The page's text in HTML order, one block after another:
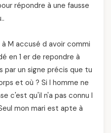
répondre à une fausse
M accusé d avoir commi
en 1 er de repondre à
un signe précis que tu
et où ? Si l homme ne
c'est qu'il n'a pas connu l
mon mari est apte à